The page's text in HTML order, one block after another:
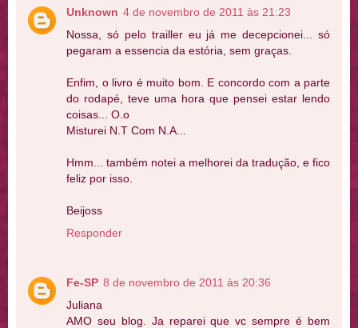
Unknown 4 de novembro de 2011 às 21:23
Nossa, só pelo trailler eu já me decepcionei... só
pegaram a essencia da estória, sem graças.
Enfim, o livro é muito bom. E concordo com a parte
do rodapé, teve uma hora que pensei estar lendo
coisas... O.o
Misturei N.T Com N.A...
Hmm... também notei a melhorei da tradução, e fico
feliz por isso.
Beijoss
Responder
Fe-SP 8 de novembro de 2011 às 20:36
Juliana
AMO seu blog. Ja reparei que vc sempre é bem